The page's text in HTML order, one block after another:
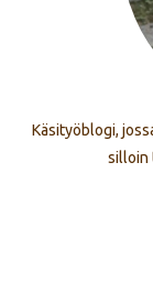
Käsityöblogi,
silloin